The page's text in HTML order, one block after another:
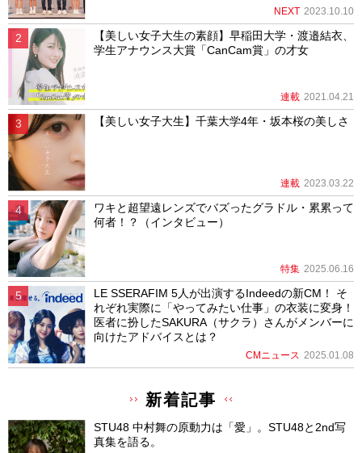
NEXT 2023.10.10
【美しい女子大生の素顔】早稲田大学・渡邉結衣、
学生アナウンス大賞「CanCam賞」の才女
連載 2021.04.21
【美しい女子大生】千葉大学4年・坂本桜の美しさ
連載 2023.03.22
ワキと超望遠レンズでバズったグラドル・累累って
何者！？（インタビュー）
特集 2025.06.16
LE SSERAFIM 5人が出演するIndeedの新CM！ そ
れぞれ実際に「やってみたい仕事」の衣装に変身！
医者に扮したSAKURA（サクラ）さんがメンバーに
向けたアドバイスとは？
CMニュース 2025.01.08
新着記事
STU48 中村舞の原動力は「愛」。STU48と2nd写
真集を語る。